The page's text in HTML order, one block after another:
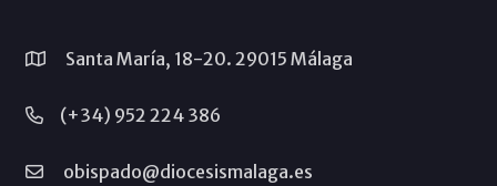
Santa María, 18-20. 29015 Málaga
(+34) 952 224 386
obispado@diocesismalaga.es